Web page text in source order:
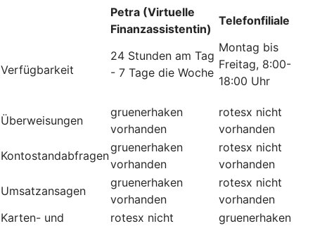
Petra (Virtuelle
Finanzassistentin)
Telefonfiliale
Verfügbarkeit
24 Stunden am Tag
- 7 Tage die Woche
Montag bis
Freitag, 8:00-
18:00 Uhr
Überweisungen
gruenerhaken
vorhanden
rotesx nicht
vorhanden
Kontostandabfragen
gruenerhaken
vorhanden
rotesx nicht
vorhanden
Umsatzansagen
gruenerhaken
vorhanden
rotesx nicht
vorhanden
Karten- und
rotesx nicht
gruenerhaken